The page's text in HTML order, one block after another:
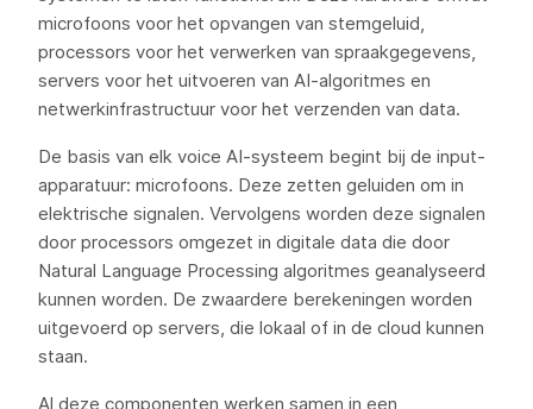
microfoons voor het opvangen van stemgeluid,
processors voor het verwerken van spraakgegevens,
servers voor het uitvoeren van AI-algoritmes en
netwerkinfrastructuur voor het verzenden van data.
De basis van elk voice AI-systeem begint bij de input-
apparatuur: microfoons. Deze zetten geluiden om in
elektrische signalen. Vervolgens worden deze signalen
door processors omgezet in digitale data die door
Natural Language Processing algoritmes geanalyseerd
kunnen worden. De zwaardere berekeningen worden
uitgevoerd op servers, die lokaal of in de cloud kunnen
staan.
Al deze componenten werken samen in een